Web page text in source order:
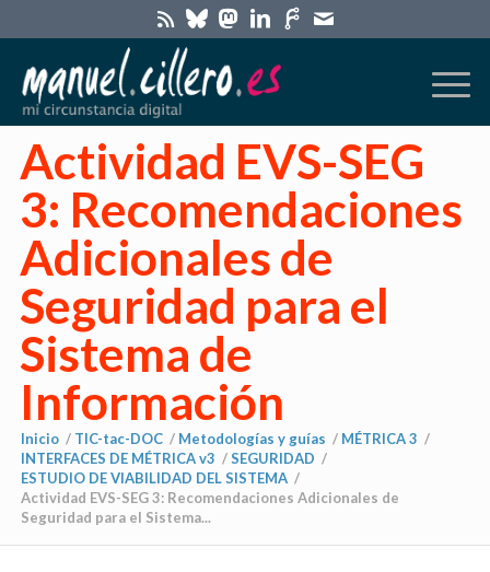
Actividad EVS-SEG
3: Recomendaciones
Adicionales de
Seguridad para el
Sistema de
Información
Inicio / TIC-tac-DOC / Metodologías y guías / MÉTRICA 3 /
INTERFACES DE MÉTRICA v3 /SEGURIDAD /
ESTUDIO DE VIABILIDAD DEL SISTEMA /
Actividad EVS-SEG 3: Recomendaciones Adicionales de
Seguridad para el Sistema...